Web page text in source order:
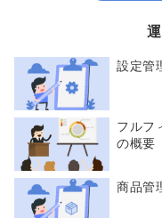
設定管
フルフ
の概要
商品管